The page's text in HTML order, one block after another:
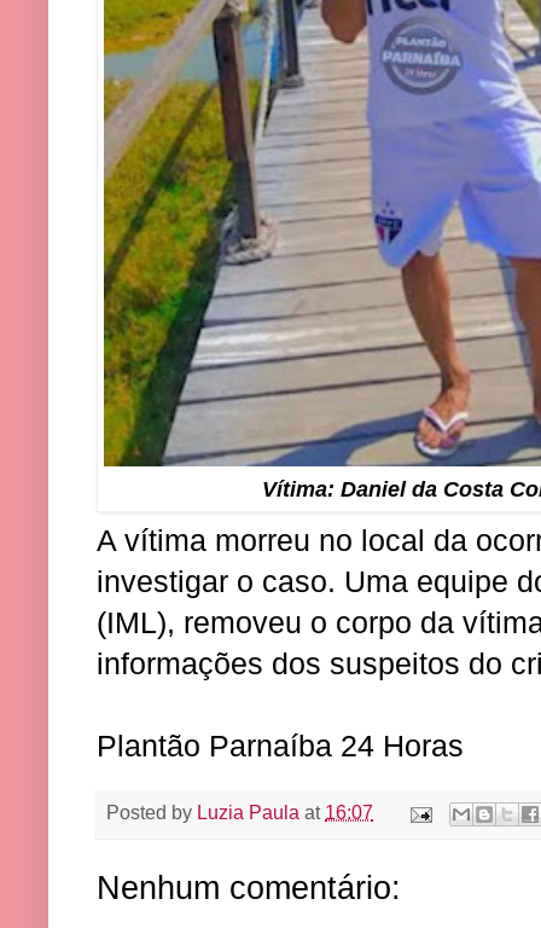
Vítima: Daniel da Costa
A vítima morreu no local da
investigar o caso. Uma equipe
(IML), removeu o corpo da
informações dos suspeitos do
Plantão Parnaíba 24 Horas
Posted by Luzia Paula at 16:07
Nenhum comentário: